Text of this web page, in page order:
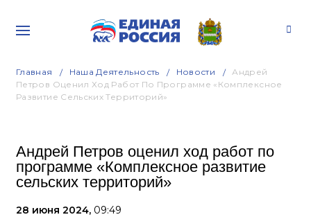
Главная Наша Деятельность Новости
Андрей
Петров Оценил Ход Работ По Программе «Комплексное
Развитие Сельских Территорий»
Андрей Петров оценил ход работ по
программе «Комплексное развитие
сельских территорий»
28 июня 2024, 09:49